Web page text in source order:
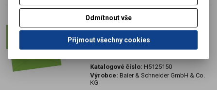
Akce Výprodej
25 ks Dopisní obálka DL světle
zelená
Katalogové číslo: H5125150
Výrobce: Baier & Schneider GmbH & Co.
KG
Odmítnout vše
Přijmout všechny cookies